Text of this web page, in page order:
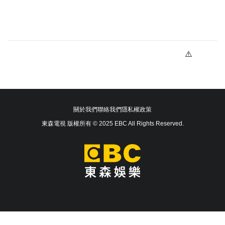
關於我們聯絡我們隱私權政策
東森電視 版權所有 © 2025 EBC All Rights Reserved.